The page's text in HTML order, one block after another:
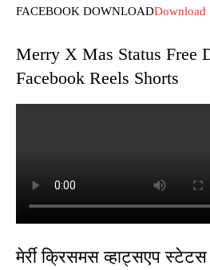
FACEBOOK DOWNLOADDownload
Merry X Mas Status Free
Facebook Reels Shorts
मेर्री क्रिसमस व्हाट्सएप